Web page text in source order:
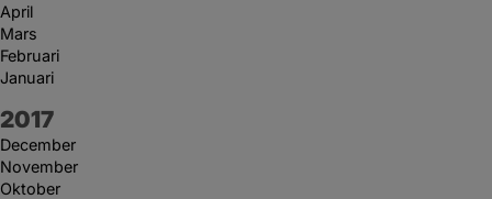
April
Mars
Februari
Januari
År:
2017
December
November
Oktober